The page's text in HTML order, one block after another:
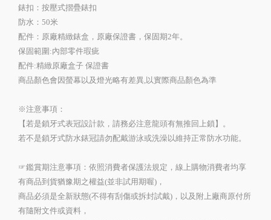
錶扣：按壓式摺疊錶扣
防水：50米
配件：原廠精緻錶盒，原廠保證書，保固期2年。
保固範圍:內部零件瑕疵
配件:精緻原廠盒子 保證書
商品顏色會因螢幕以及燈光略有差異,以實際商品顏色為準
※注意事項：
【若是鎖牙式表冠設計款，請務必注意龍頭有無推回上鎖】。
若不是鎖牙式防水錶冠請勿配戴游泳或洗澡以維持正常防水功能。
☞鑑賞期注意事項：依照消費者保護法規定，線上購物消費者均享
有商品到貨猶豫期之權益(並非試用期喔)，
商品必須是全新狀態(不得有刮傷或拆封試戴)，以及附上廠商原付所
有隨附文件或資料，